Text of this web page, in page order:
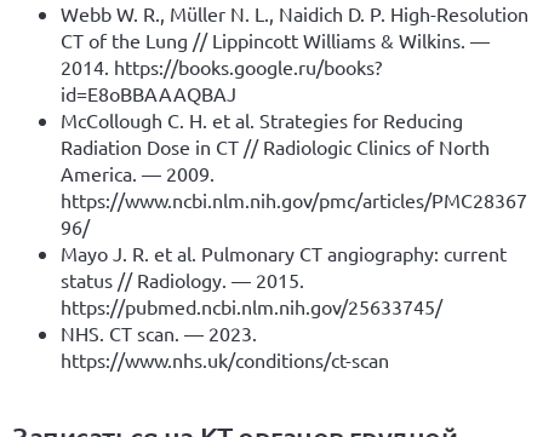
Webb W. R., Müller N. L., Naidich D. P. High-Resolution
CT of the Lung // Lippincott Williams & Wilkins. —
2014. https://books.google.ru/books?
id=E8oBBAAAQBAJ
McCollough C. H. et al. Strategies for Reducing
Radiation Dose in CT // Radiologic Clinics of North
America. — 2009.
https://www.ncbi.nlm.nih.gov/pmc/articles/PMC28367
96/
Mayo J. R. et al. Pulmonary CT angiography: current
status // Radiology. — 2015.
https://pubmed.ncbi.nlm.nih.gov/25633745/
NHS. CT scan. — 2023.
https://www.nhs.uk/conditions/ct-scan